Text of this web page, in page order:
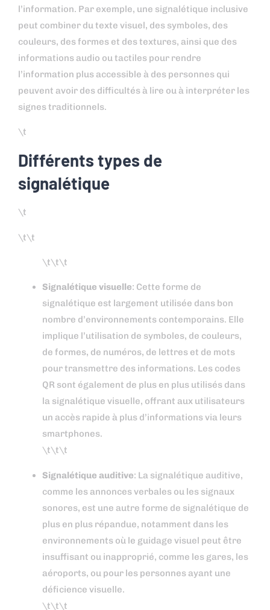
l’information. Par exemple, une signalétique inclusive
peut combiner du texte visuel, des symboles, des
couleurs, des formes et des textures, ainsi que des
informations audio ou tactiles pour rendre
l’information plus accessible à des personnes qui
peuvent avoir des difficultés à lire ou à interpréter les
signes traditionnels.
\t
Différents types de
signalétique
\t
\t\t
\t\t\t
Signalétique visuelle: Cette forme de
signalétique est largement utilisée dans bon
nombre d’environnements contemporains. Elle
implique l’utilisation de symboles, de couleurs,
de formes, de numéros, de lettres et de mots
pour transmettre des informations. Les codes
QR sont également de plus en plus utilisés dans
la signalétique visuelle, offrant aux utilisateurs
un accès rapide à plus d’informations via leurs
smartphones.
\t\t\t
Signalétique auditive: La signalétique auditive,
comme les annonces verbales ou les signaux
sonores, est une autre forme de signalétique de
plus en plus répandue, notamment dans les
environnements où le guidage visuel peut être
insuffisant ou inapproprié, comme les gares, les
aéroports, ou pour les personnes ayant une
déficience visuelle.
\t\t\t